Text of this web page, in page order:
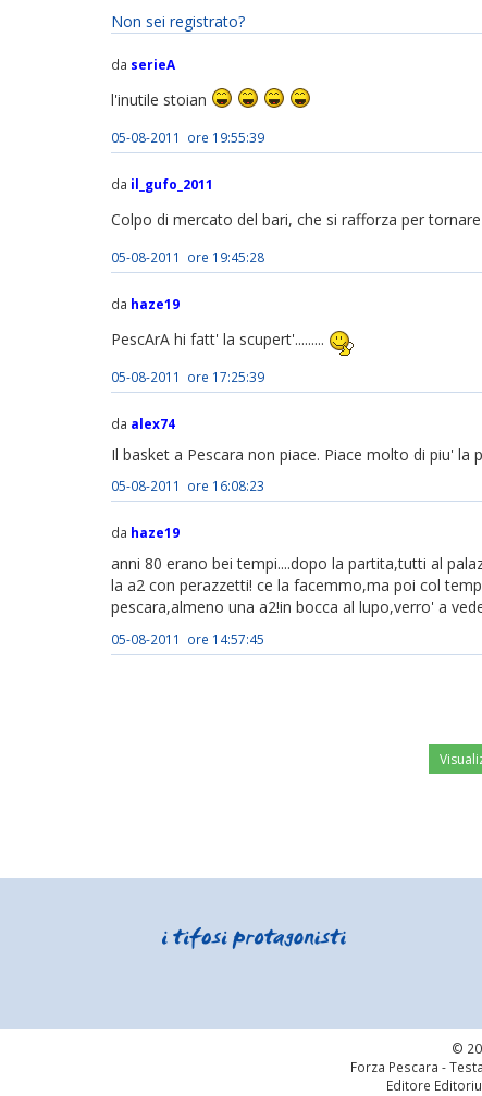
Non sei registrato?
da serieA
l'inutile stoian
05-08-2011 ore 19:55:39
da il_gufo_2011
Colpo di mercato del bari, che si rafforza per
05-08-2011 ore 19:45:28
da haze19
PescArA hi fatt' la scupert'.........
05-08-2011 ore 17:25:39
da alex74
Il basket a Pescara non piace. Piace molto di piu' la
05-08-2011 ore 16:08:23
da haze19
anni 80 erano bei tempi....dopo la partita,tutti al
la a2 con perazzetti! ce la facemmo,ma poi col
pescara,almeno una a2!in bocca al lupo,verro' a
05-08-2011 ore 14:57:45
©
Forza Pescara -
Editore